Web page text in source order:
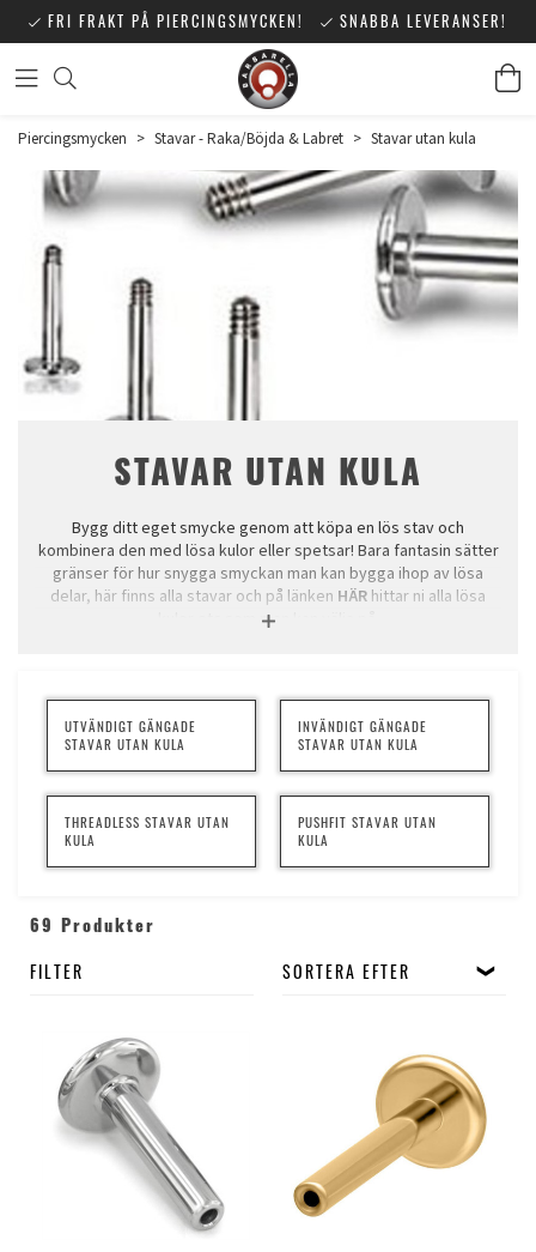
FRI FRAKT PÅ PIERCINGSMYCKEN! SNABBA LEVERANSER!
Piercingsmycken > Stavar - Raka/Böjda & Labret > Stavar utan kula
STAVAR UTAN KULA
Bygg ditt eget smycke genom att köpa en lös stav och
kombinera den med lösa kulor eller spetsar! Bara fantasin sätter
gränser för hur snygga smyckan man kan bygga ihop av lösa
delar, här finns alla stavar och på länken HÄR hittar ni alla lösa
kulor etc som man kan välja på.
INVÄNDIG/UTVÄNDIG FÖR ATT DET SKA FUNKA!
UTVÄNDIGT GÄNGADE
STAVAR UTAN KULA
INVÄNDIGT GÄNGADE
STAVAR UTAN KULA
THREADLESS STAVAR UTAN
KULA
PUSHFIT STAVAR UTAN
KULA
69 Produkter
FILTER SORTERA EFTER